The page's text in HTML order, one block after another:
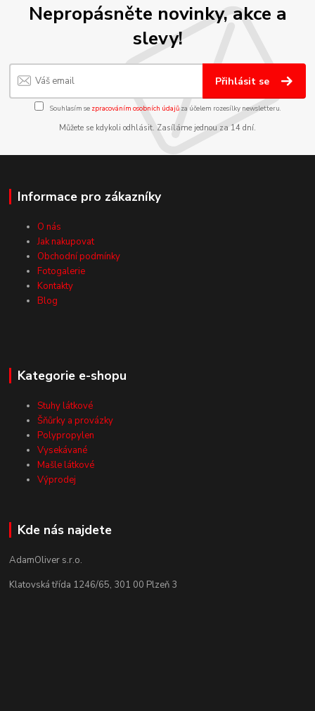
Nepropásněte novinky, akce a
slevy!
Přihlásit se
Souhlasím se zpracováním osobních údajůza účelem rozesílky newsletteru.
Můžete se kdykoli odhlásit. Zasíláme jednou za 14 dní.
Informace pro zákazníky
O nás
Jak nakupovat
Obchodní podmínky
Fotogalerie
Kontakty
Blog
Kategorie e-shopu
Stuhy látkové
Šňůrky a provázky
Polypropylen
Vysekávané
Mašle látkové
Výprodej
Kde nás najdete
AdamOliver s.r.o.
Klatovská třída 1246/65, 301 00 Plzeň 3